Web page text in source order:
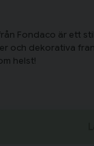
Fondaco är ett
och dekorativa
helst!